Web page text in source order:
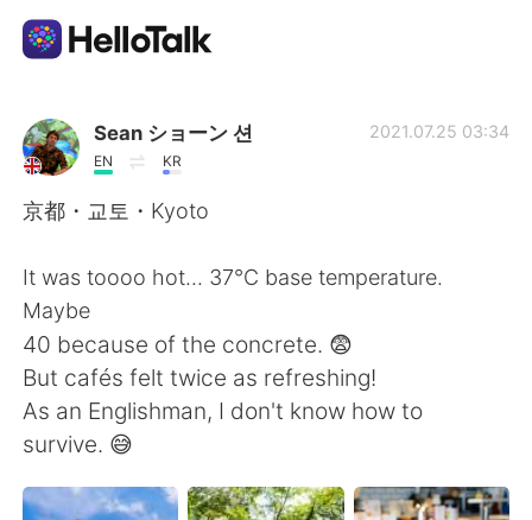
語言交換應用
AI Grammar Checker
English 简体中文
Español العربية
Sean ショーン 션
EN KR
2021.07.25 03:34
京都・교토・Kyoto
It was toooo hot... 37℃ base temperature.
Maybe
40 because of the concrete. 😨
But cafés felt twice as refreshing!
As an Englishman, I don't know how to
survive. 😅